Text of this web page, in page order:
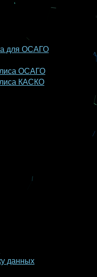
для ОСАГО
ОСАГО
КАСКО
данных